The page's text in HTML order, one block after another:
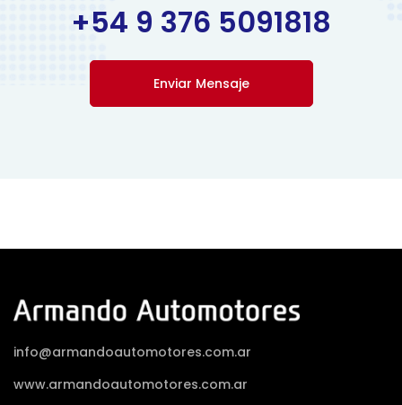
+54 9 376 5091818
Enviar Mensaje
info@armandoautomotores.com.ar
www.armandoautomotores.com.ar